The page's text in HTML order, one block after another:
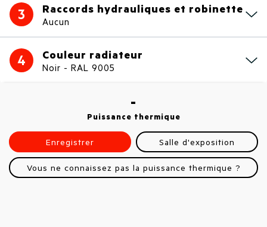
3 Raccords hydrauliques et robinette
Aucun
4 Couleur radiateur
Noir - RAL 9005
-
Puissance thermique
Enregistrer Salle d'exposition
Vous ne connaissez pas la puissance thermique ?